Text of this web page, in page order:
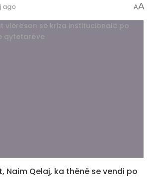
ago AA
Naim Qelaj, ka thënë se vendi po